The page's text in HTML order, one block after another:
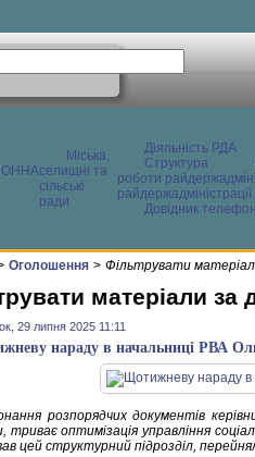
Міська,
селищні та
сільські
ради
Діяльність РДА
Структура
роботи
райдержадміністрації
Довідник
Оголошення > Фільтрувати
матеріали
29 липня 2025 11:11
нараду в начальниці РВА
розпорядчих документів
триває оптимізація управління
цей структурний підрозділ,